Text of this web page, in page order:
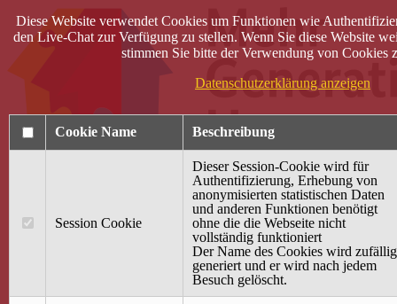
40 Jahre Mütterzentrum
Diese Website verwendet Cookies um Funktionen wie
den Live-Chat zur Verfügung zu stellen. Wenn Sie diese Website
stimmen Sie bitte der Verwendung von Cookies
Datenschutzerklärung anzeigen
Cookie Name Beschreibung
Session Cookie
Dieser Session-Cookie wird für
Authentifizierung, Erhebung von
anonymisierten statistischen Daten
und anderen Funktionen benötigt
ohne die die Webseite nicht
vollständig funktioniert
Der Name des Cookies wird zufällig
generiert und er wird nach jedem
Besuch gelöscht.